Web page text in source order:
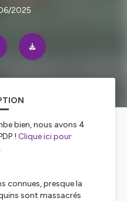
2025
bien, nous avons 4
! Clique ici pour
connues, presque la
sont massacrés